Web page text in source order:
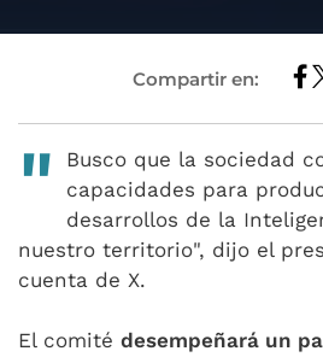
Compartir en:
"
Busco que la sociedad
capacidades para
desarrollos de la
nuestro territorio", dijo el
cuenta de X.
El comité desempeñará un